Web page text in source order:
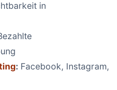
in
: Facebook, Instagram,